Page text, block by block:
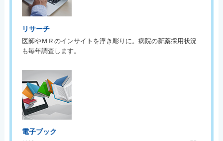
リサーチ
医師やＭＲのインサイトを浮き彫りに。病院の新薬採用状況
も毎年調査します。
電子ブック